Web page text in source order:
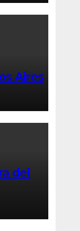
Aires
del